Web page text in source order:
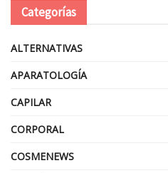
Categorías
ALTERNATIVAS
APARATOLOGÍA
CAPILAR
CORPORAL
COSMENEWS